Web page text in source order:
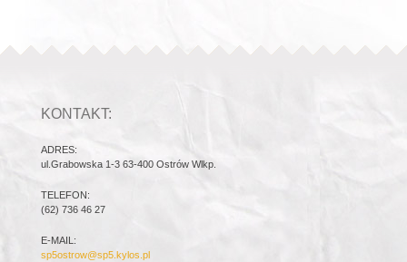
KONTAKT:
ADRES:
ul.Grabowska 1-3 63-400 Ostrów Wlkp.
TELEFON:
(62) 736 46 27
E-MAIL:
sp5ostrow@sp5.kylos.pl